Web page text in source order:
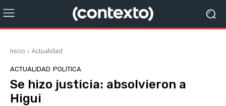
Inicio Actualidad
ACTUALIDAD POLITICA
Se hizo justicia: absolvieron a
Higui